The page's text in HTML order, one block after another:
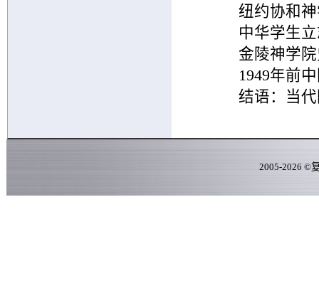
纽约协和神
中华学生立
金陵神学院
1949年前中
结语：当代
2005-2026 ©